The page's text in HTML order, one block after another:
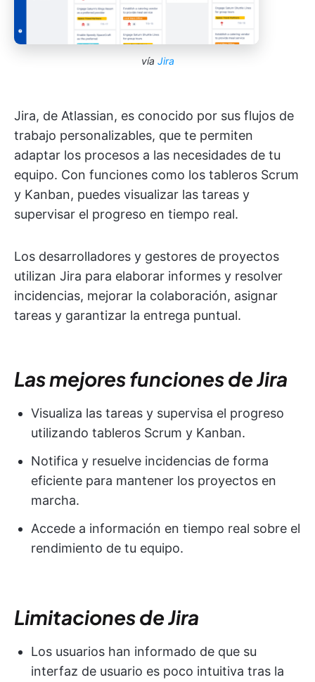
vía Jira
Jira, de Atlassian, es conocido por sus flujos de
trabajo personalizables, que te permiten
adaptar los procesos a las necesidades de tu
equipo. Con funciones como los tableros Scrum
y Kanban, puedes visualizar las tareas y
supervisar el progreso en tiempo real.
Los desarrolladores y gestores de proyectos
utilizan Jira para elaborar informes y resolver
incidencias, mejorar la colaboración, asignar
tareas y garantizar la entrega puntual.
Las mejores funciones de Jira
Visualiza las tareas y supervisa el progreso
utilizando tableros Scrum y Kanban.
Notifica y resuelve incidencias de forma
eficiente para mantener los proyectos en
marcha.
Accede a información en tiempo real sobre el
rendimiento de tu equipo.
Limitaciones de Jira
Los usuarios han informado de que su
interfaz de usuario es poco intuitiva tras la